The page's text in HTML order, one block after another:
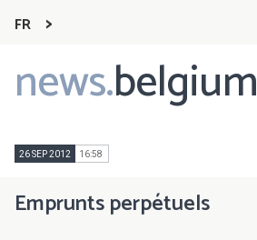
FR
news.belgium
Main
navigation
26 SEP 2012 16:58
Emprunts perpétuels